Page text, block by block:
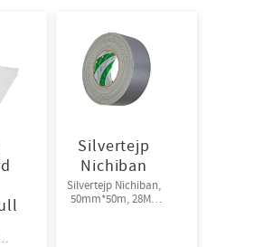
Silvertejp
Nichiban
Silvertejp Nichiban,
50mm*50m, 28Mμ